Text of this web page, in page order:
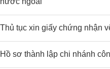
Thủ tục xin giấy chứng nhận
Hồ sơ thành lập chi nhánh